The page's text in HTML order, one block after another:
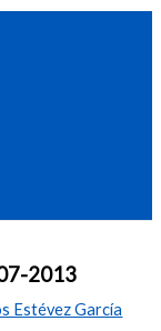
2013
Estévez García